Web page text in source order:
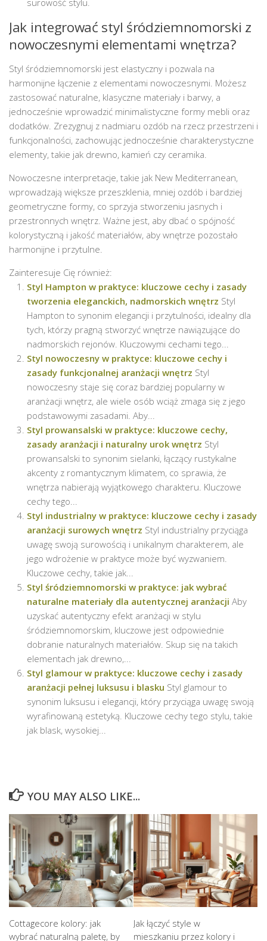
Jak integrować styl śródziemnomorski z
nowoczesnymi elementami wnętrza?
Styl śródziemnomorski jest elastyczny i pozwala na
harmonijne łączenie z elementami nowoczesnymi. Możesz
zastosować naturalne, klasyczne materiały i barwy, a
jednocześnie wprowadzić minimalistyczne formy mebli oraz
dodatków. Zrezygnuj z nadmiaru ozdób na rzecz przestrzeni i
funkcjonalności, zachowując jednocześnie charakterystyczne
elementy, takie jak drewno, kamień czy ceramika.
Nowoczesne interpretacje, takie jak New Mediterranean,
wprowadzają większe przeszklenia, mniej ozdób i bardziej
geometryczne formy, co sprzyja stworzeniu jasnych i
przestronnych wnętrz. Ważne jest, aby dbać o spójność
kolorystyczną i jakość materiałów, aby wnętrze pozostało
harmonijne i przytulne.
Zainteresuje Cię również:
Styl Hampton w praktyce: kluczowe cechy i zasady
tworzenia eleganckich, nadmorskich wnętrz Styl
Hampton to synonim elegancji i przytulności, idealny dla
tych, którzy pragną stworzyć wnętrze nawiązujące do
nadmorskich rejonów. Kluczowymi cechami tego...
Styl nowoczesny w praktyce: kluczowe cechy i
zasady funkcjonalnej aranżacji wnętrz Styl
nowoczesny staje się coraz bardziej popularny w
aranżacji wnętrz, ale wiele osób wciąż zmaga się z jego
podstawowymi zasadami. Aby...
Styl prowansalski w praktyce: kluczowe cechy,
zasady aranżacji i naturalny urok wnętrz Styl
prowansalski to synonim sielanki, łączący rustykalne
akcenty z romantycznym klimatem, co sprawia, że
wnętrza nabierają wyjątkowego charakteru. Kluczowe
cechy tego...
Styl industrialny w praktyce: kluczowe cechy i zasady
aranżacji surowych wnętrz Styl industrialny przyciąga
uwagę swoją surowością i unikalnym charakterem, ale
jego wdrożenie w praktyce może być wyzwaniem.
Kluczowe cechy, takie jak...
Styl śródziemnomorski w praktyce: jak wybrać
naturalne materiały dla autentycznej aranżacji Aby
uzyskać autentyczny efekt aranżacji w stylu
śródziemnomorskim, kluczowe jest odpowiednie
dobranie naturalnych materiałów. Skup się na takich
elementach jak drewno,...
Styl glamour w praktyce: kluczowe cechy i zasady
aranżacji pełnej luksusu i blasku Styl glamour to
synonim luksusu i elegancji, który przyciąga uwagę swoją
wyrafinowaną estetyką. Kluczowe cechy tego stylu, takie
jak blask, wysokiej...
YOU MAY ALSO LIKE...
Cottagecore kolory: jak
wybrać naturalną paletę, by
Jak łączyć style w
mieszkaniu przez kolory i